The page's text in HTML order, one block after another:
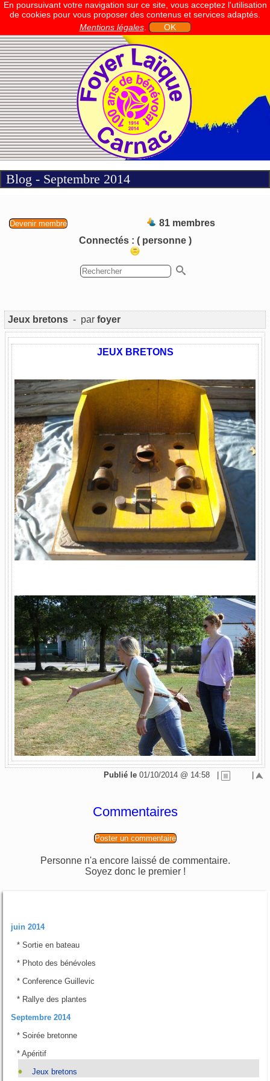
En poursuivant votre navigation sur ce site, vous acceptez l'utilisation
de cookies pour vous proposer des contenus et services adaptés.
Mentions légales. OK
Blog - Septembre 2014
Devenir membre
81 membres
Connectés : ( personne )
Jeux bretons - par foyer
JEUX BRETONS
Publié le 01/10/2014 @ 14:58
Commentaires
Poster un commentaire
Personne n'a encore laissé de commentaire.
Soyez donc le premier !
juin 2014
* Sortie en bateau
* Photo des bénévoles
* Conference Guillevic
* Rallye des plantes
Septembre 2014
* Soirée bretonne
* Apéritif
Jeux bretons